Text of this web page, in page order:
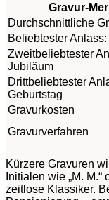
Gravur-
Durchschnittliche
Beliebtester
Zweitbeliebtester
Jubiläum
Drittbeliebtester
Geburtstag
Gravurkosten
Gravurverfahren
Kürzere Gravuren
Initialen wie „M.
zeitlose Klassiker.